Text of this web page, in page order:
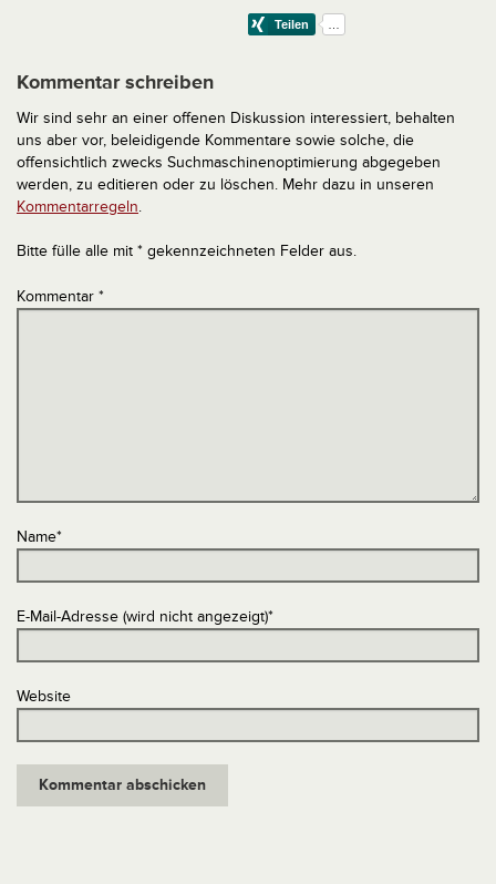
Kommentar schreiben
Wir sind sehr an einer offenen Diskussion interessiert, behalten
uns aber vor, beleidigende Kommentare sowie solche, die
offensichtlich zwecks Suchmaschinenoptimierung abgegeben
werden, zu editieren oder zu löschen. Mehr dazu in unseren
Kommentarregeln.
Bitte fülle alle mit * gekennzeichneten Felder aus.
Kommentar *
Name*
E-Mail-Adresse (wird nicht angezeigt)*
Website